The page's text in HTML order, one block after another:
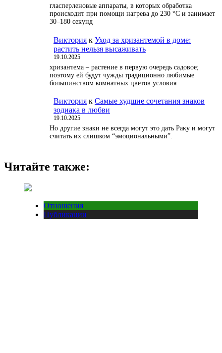
гласперленовые аппараты, в которых обработка
происходит при помощи нагрева до 230 °С и занимает
30–180 секунд
Виктория к Уход за хризантемой в доме:
растить нельзя высаживать
19.10.2025
хризантема – растение в первую очередь садовое;
поэтому ей будут чужды традиционно любимые
большинством комнатных цветов условия
Виктория к Самые худшие сочетания знаков
зодиака в любви
19.10.2025
Но другие знаки не всегда могут это дать Раку и могут
считать их слишком “эмоциональными”.
Читайте также:
Отношения
Публикации